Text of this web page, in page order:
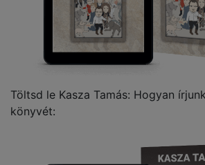
Töltsd le Kasza Tamás: Hogyan
könyvét: